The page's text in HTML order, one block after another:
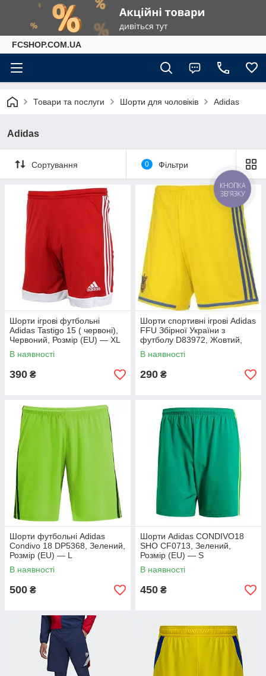
FCSHOP.COM.UA
Товари та послуги Шорти для чоловіків Adidas
Adidas
Сортування 0 Фільтри
Шорти ігрові футбольні
Adidas Tastigo 15 ( червоні),
Червоний, Розмір (EU) — XL
В наявності
390 ₴
Шорти спортивні ігрові Adidas
FFU Збірної України з
футболу D83972, Жовтий,
Розмір (EU) — S
В наявності
290 ₴
Шорти футбольні Adidas
Condivo 18 DP5368, Зелений,
Розмір (EU) — L
В наявності
500 ₴
Шорти Adidas CONDIVO18
SHO CF0713, Зелений,
Розмір (EU) — S
В наявності
450 ₴
КНОПКА
ЗВ'ЯЗКУ